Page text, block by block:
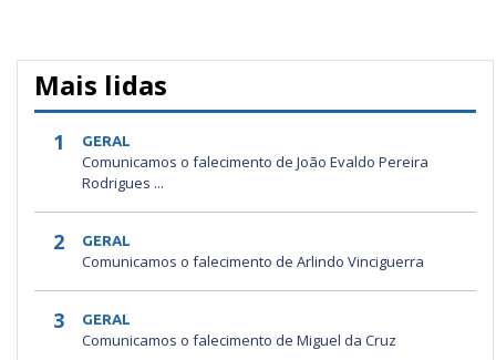
Mais lidas
1 GERAL
Comunicamos o falecimento de João Evaldo Pereira
Rodrigues ...
2 GERAL
Comunicamos o falecimento de Arlindo Vinciguerra
3 GERAL
Comunicamos o falecimento de Miguel da Cruz